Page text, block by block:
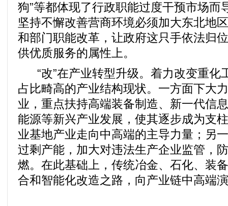
狗”等都体现了行政职能过度干预市场而
坚持不懈改善营商环境必须加大东北地
和部门职能改革，让政府这只手依法归
供优质服务的属性上。
“改”在产业转型升级。着力改变重化
占比畸高的产业结构现状。一方面下大
业，重点扶持高端装备制造、新一代信
能源等新兴产业发展，使其逐步成为支
业基地产业走向中高端的主导力量；另
过剩产能，加大对违法生产企业监管，
燃。在此基础上，传统冶金、石化、装
合和智能化改造之路，向产业链中高端